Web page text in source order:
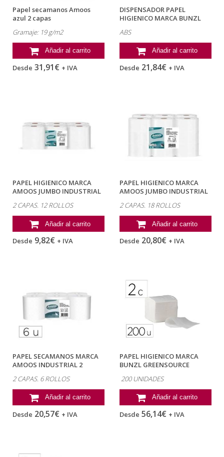
Papel secamanos Amoos
azul 2 capas
Gramaje: 19 g/m2
Añadir al carrito
Desde 31,91€ + IVA
DISPENSADOR PAPEL
HIGIENICO MARCA BUNZL
ABS
Añadir al carrito
Desde 21,84€ + IVA
PAPEL HIGIENICO MARCA
AMOOS JUMBO INDUSTRIAL
2 CAPAS. 12 ROLLOS
Añadir al carrito
Desde 9,82€ + IVA
PAPEL HIGIENICO MARCA
AMOOS JUMBO INDUSTRIAL
2 CAPAS. 18 ROLLOS
Añadir al carrito
Desde 20,80€ + IVA
PAPEL SECAMANOS MARCA
AMOOS INDUSTRIAL 2
2 CAPAS. 6 ROLLOS
Añadir al carrito
Desde 20,57€ + IVA
PAPEL HIGIENICO MARCA
BUNZL GREENSOURCE
200 UNIDADES
Añadir al carrito
Desde 56,14€ + IVA